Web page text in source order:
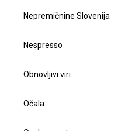
Nepremičnine Slovenija
Nespresso
Obnovljivi viri
Očala